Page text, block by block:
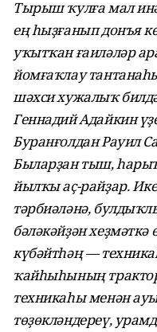
Тырыш ҡулға мал
ең һыҙғанып донъя
уҡытҡан ғаиләләр
йомғаҡлау
шәхси хужалыҡ
Геннадий Адайкин
Буранғолдан Рауил
Быларҙан тыш,
йылҡы аҫ-райҙар. Ике
тәрбиәләнә,
бәләкәйҙән
күбәйтһәң —
ҡайһыһының
техникаһы менән
төҙөкләндереү,